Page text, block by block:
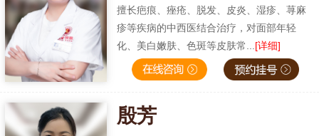
擅长疤痕、痤疮、脱发、皮炎、湿疹、荨麻
疹等疾病的中西医结合治疗，对面部年轻
化、美白嫩肤、色斑等皮肤常... [详细]
殷芳